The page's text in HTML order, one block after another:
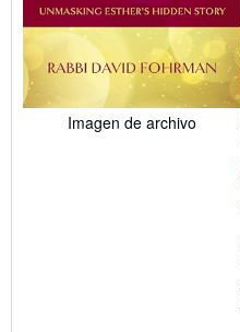
Imagen de archivo